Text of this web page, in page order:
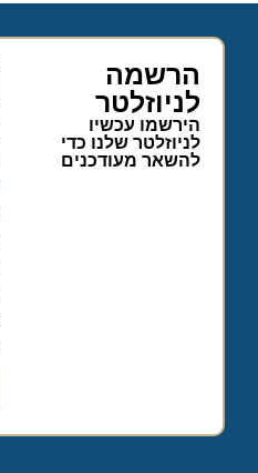
הרשמה
לניוזלטר
הירשמו עכשיו
לניוזלטר שלנו כדי
להשאר מעודכנים